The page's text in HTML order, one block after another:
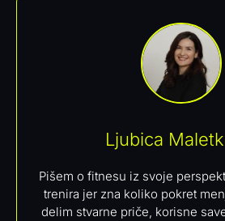
Ljubica
Pišem o fitnesu iz svoje
trenira jer zna koliko pokret
delim stvarne priče, korisne